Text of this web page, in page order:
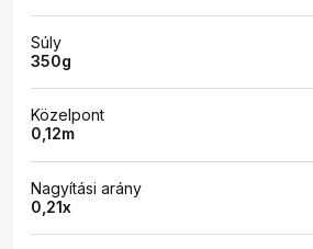
Súly
350g
Közelpont
0,12m
Nagyítási arány
0,21x